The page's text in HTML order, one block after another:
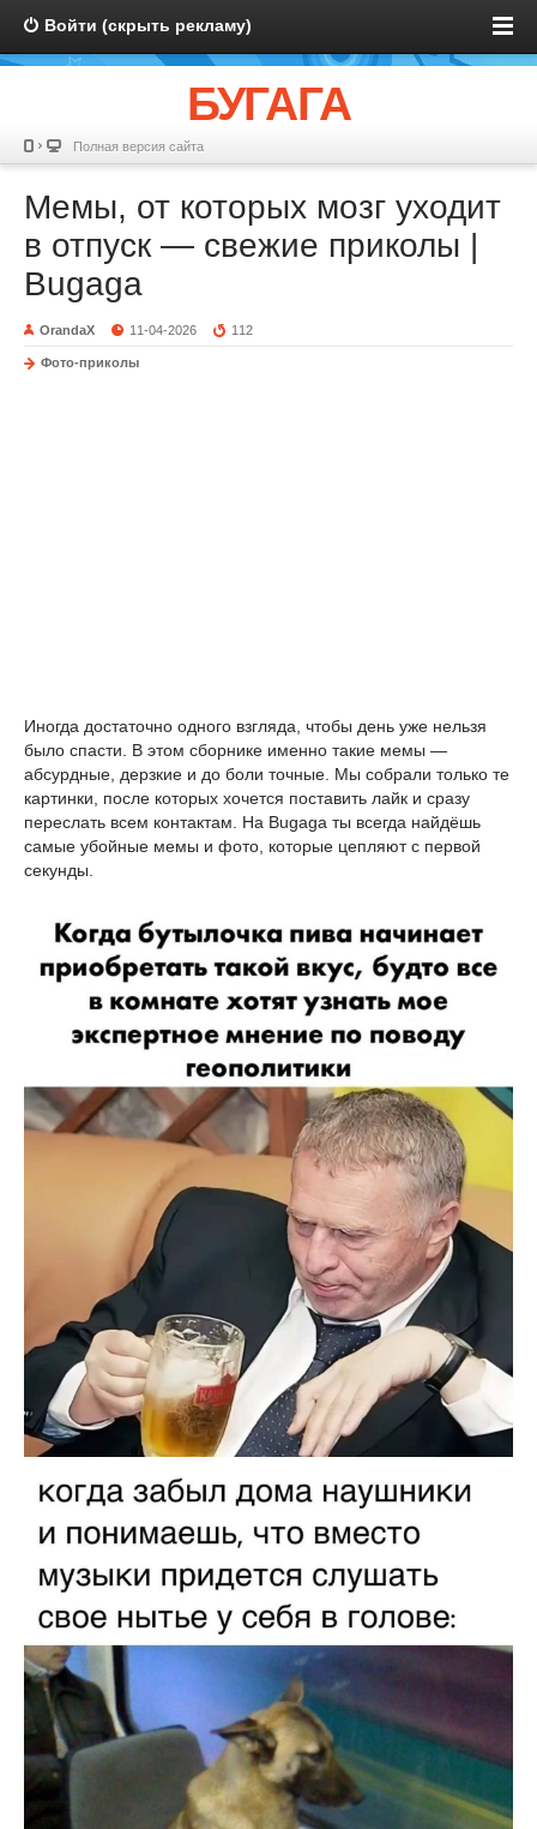
Войти (скрыть рекламу)
БУГАГА
Полная версия сайта
Мемы, от которых мозг уходит
в отпуск — свежие приколы |
Bugaga
OrandaX 11-04-2026 112
Фото-приколы
Иногда достаточно одного взгляда, чтобы день уже нельзя
было спасти. В этом сборнике именно такие мемы —
абсурдные, дерзкие и до боли точные. Мы собрали только те
картинки, после которых хочется поставить лайк и сразу
переслать всем контактам. На Bugaga ты всегда найдёшь
самые убойные мемы и фото, которые цепляют с первой
секунды.